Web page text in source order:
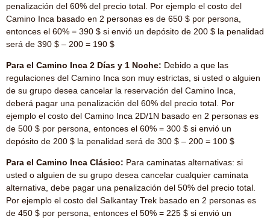
penalización del 60% del precio total. Por ejemplo el costo del
Camino Inca basado en 2 personas es de 650 $ por persona,
entonces el 60% = 390 $ si envió un depósito de 200 $ la penalidad
será de 390 $ – 200 = 190 $
Para el Camino Inca 2 Días y 1 Noche: Debido a que las
regulaciones del Camino Inca son muy estrictas, si usted o alguien
de su grupo desea cancelar la reservación del Camino Inca,
deberá pagar una penalización del 60% del precio total. Por
ejemplo el costo del Camino Inca 2D/1N basado en 2 personas es
de 500 $ por persona, entonces el 60% = 300 $ si envió un
depósito de 200 $ la penalidad será de 300 $ – 200 = 100 $
Para el Camino Inca Clásico: Para caminatas alternativas: si
usted o alguien de su grupo desea cancelar cualquier caminata
alternativa, debe pagar una penalización del 50% del precio total.
Por ejemplo el costo del Salkantay Trek basado en 2 personas es
de 450 $ por persona, entonces el 50% = 225 $ si envió un